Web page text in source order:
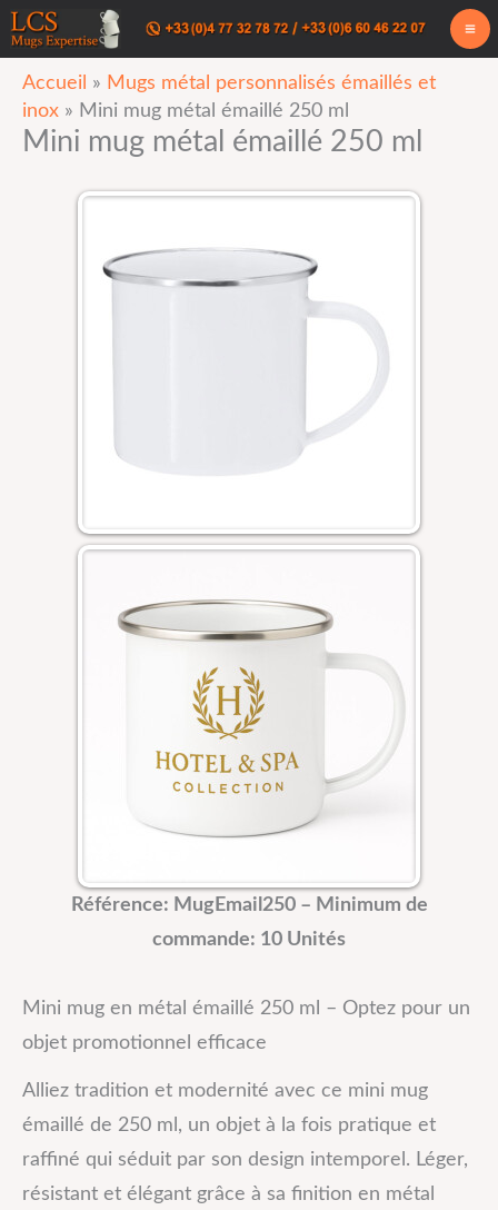
Aller
au
contenu
Accueil » Mugs métal personnalisés émaillés et
inox » Mini mug métal émaillé 250 ml
Mini mug métal émaillé 250 ml
Référence: MugEmail250 – Minimum de
commande: 10 Unités
Mini mug en métal émaillé 250 ml – Optez pour un
objet promotionnel efficace
Alliez tradition et modernité avec ce mini mug
émaillé de 250 ml, un objet à la fois pratique et
raffiné qui séduit par son design intemporel. Léger,
résistant et élégant grâce à sa finition en métal